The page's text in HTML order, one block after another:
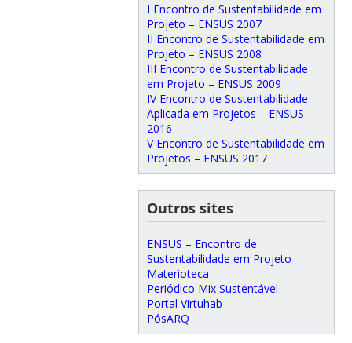
I Encontro de Sustentabilidade em
Projeto – ENSUS 2007
II Encontro de Sustentabilidade em
Projeto – ENSUS 2008
III Encontro de Sustentabilidade
em Projeto – ENSUS 2009
IV Encontro de Sustentabilidade
Aplicada em Projetos – ENSUS
2016
V Encontro de Sustentabilidade em
Projetos – ENSUS 2017
Outros sites
ENSUS – Encontro de
Sustentabilidade em Projeto
Materioteca
Periódico Mix Sustentável
Portal Virtuhab
PósARQ